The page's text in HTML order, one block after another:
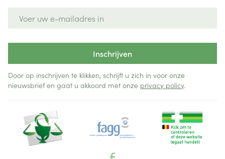
Inschrijven
Door op inschrijven te klikken, schrijft u zich in voor onze
nieuwsbrief en gaat u akkoord met onze privacy policy.